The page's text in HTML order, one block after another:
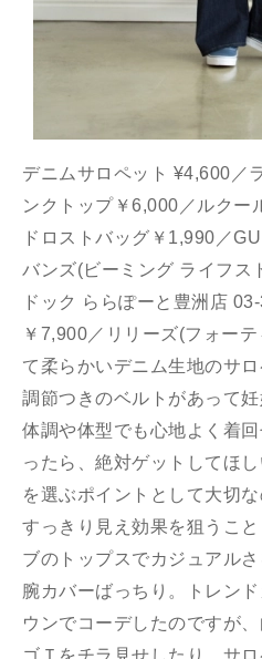
デニムサロペット ¥4,600／
ンクトップ￥6,000／ ルクー
ドロストバッグ ￥1,990／GU
バンズ(ビーミング ライフス
ドック ららぽーと豊洲店
￥7,900／ リリーズ(フォー
て柔らかいデニム生地のサ
調節つきのベルトがあって
体調や体型でも心地よく着
ったら、絶対ゲットしてほ
を選ぶポイントとして大切
すっきり見え効果を狙うこ
ブのトップスでカジュアル
腕カバーばっちり。トレン
ウンでコーデしたのですが
ゴＴをチラ見せしたり、サ